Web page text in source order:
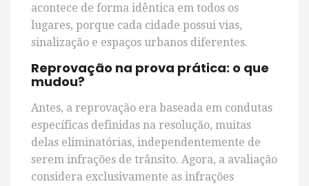
acontece de forma idêntica em todos os
lugares, porque cada cidade possui vias,
sinalização e espaços urbanos diferentes.
Reprovação na prova prática: o que
mudou?
Antes, a reprovação era baseada em condutas
específicas definidas na resolução, muitas
delas eliminatórias, independentemente de
serem infrações de trânsito. Agora, a avaliação
considera exclusivamente as infrações